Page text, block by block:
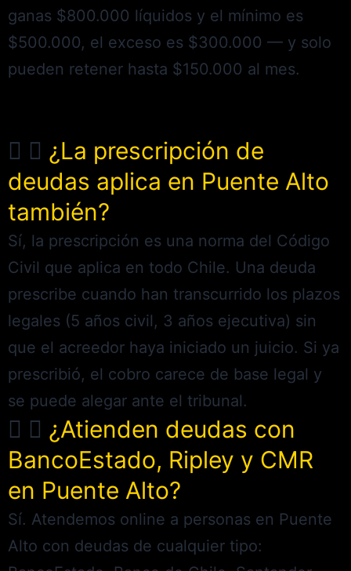
ganas $800.000 líquidos y el mínimo es
$500.000, el exceso es $300.000 — y solo
pueden retener hasta $150.000 al mes.
¿La prescripción de
deudas aplica en Puente Alto
también?
Sí, la prescripción es una norma del Código
Civil que aplica en todo Chile. Una deuda
prescribe cuando han transcurrido los plazos
legales (5 años civil, 3 años ejecutiva) sin
que el acreedor haya iniciado un juicio. Si ya
prescribió, el cobro carece de base legal y
se puede alegar ante el tribunal.
¿Atienden deudas con
BancoEstado, Ripley y CMR
en Puente Alto?
Sí. Atendemos online a personas en Puente
Alto con deudas de cualquier tipo: